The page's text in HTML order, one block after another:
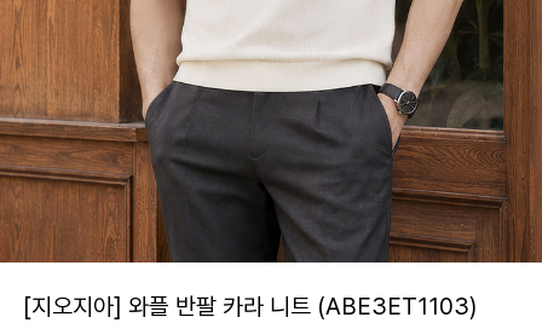
[지오지아] 와플 반팔 카라 니트 (ABE3ET1103)